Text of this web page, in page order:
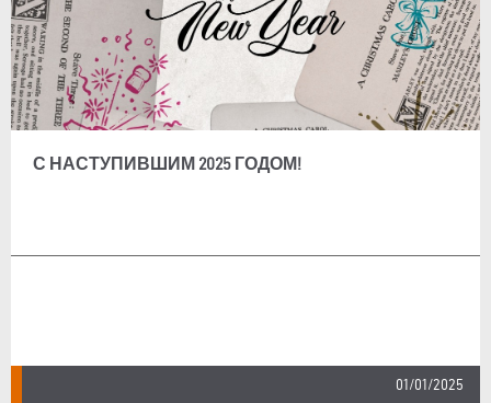
С НАСТУПИВШИМ 2025 ГОДОМ!
01/01/2025